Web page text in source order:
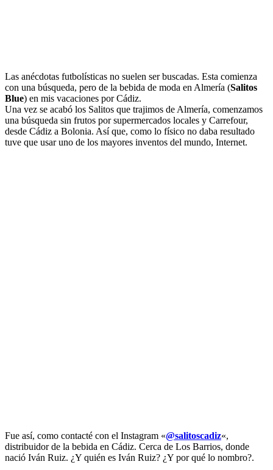
Las anécdotas futbolísticas no suelen ser buscadas. Esta comienza
con una búsqueda, pero de la bebida de moda en Almería (Salitos
Blue) en mis vacaciones por Cádiz.
Una vez se acabó los Salitos que trajimos de Almería, comenzamos
una búsqueda sin frutos por supermercados locales y Carrefour,
desde Cádiz a Bolonia. Así que, como lo físico no daba resultado
tuve que usar uno de los mayores inventos del mundo, Internet.
Fue así, como contacté con el Instagram «@salitoscadiz«,
distribuidor de la bebida en Cádiz. Cerca de Los Barrios, donde
nació Iván Ruiz. ¿Y quién es Iván Ruiz? ¿Y por qué lo nombro?.